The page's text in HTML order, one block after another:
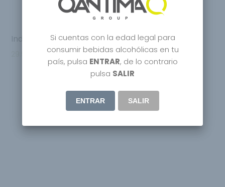
Indian Summer Saffron Infused Gin
Si cuentas con la edad legal para
consumir bebidas alcohólicas en tu
país, pulsa ENTRAR, de lo contrario
pulsa SALIR
ENTRAR SALIR